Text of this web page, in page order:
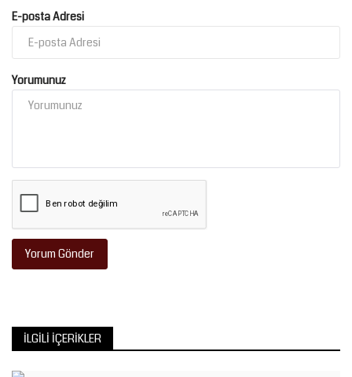
E-posta Adresi
Yorumunuz
Yorum Gönder
İLGILI İÇERIKLER